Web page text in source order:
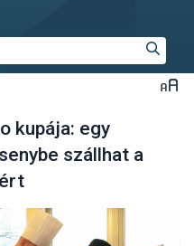
kupája: egy
szállhat a